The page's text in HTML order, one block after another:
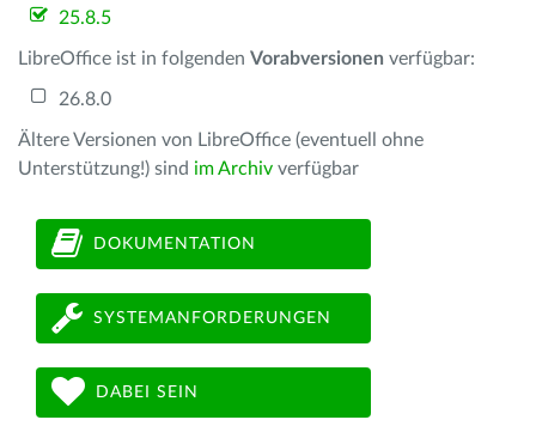
25.8.5
LibreOffice ist in folgenden Vorabversionen verfügbar:
26.8.0
Ältere Versionen von LibreOffice (eventuell ohne
Unterstützung!) sind im Archiv verfügbar
DOKUMENTATION
SYSTEMANFORDERUNGEN
DABEI SEIN